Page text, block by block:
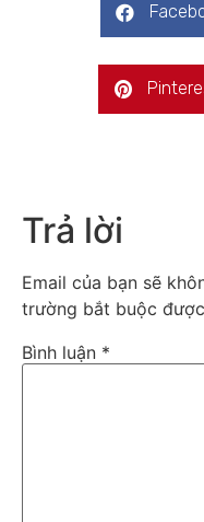
Trả lời
Email của bạn sẽ
trường bắt buộc
Bình luận *